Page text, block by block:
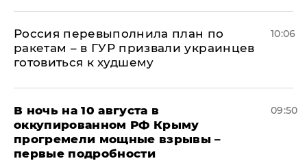
Россия перевыполнила план по
ракетам – в ГУР призвали украинцев
готовиться к худшему
10:06
В ночь на 10 августа в
оккупированном РФ Крыму
прогремели мощные взрывы –
первые подробности
09:50